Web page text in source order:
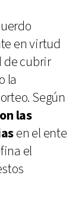
en virtud
de cubrir
la
Según
las
en el ente
el